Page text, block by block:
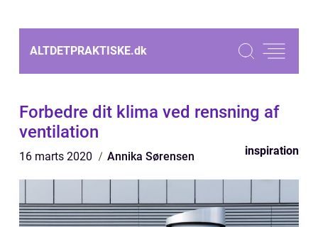
ALTDETPRAKTISKE.dk
Forbedre dit klima ved rensning af
ventilation
16 marts 2020 Annika Sørensen inspiration